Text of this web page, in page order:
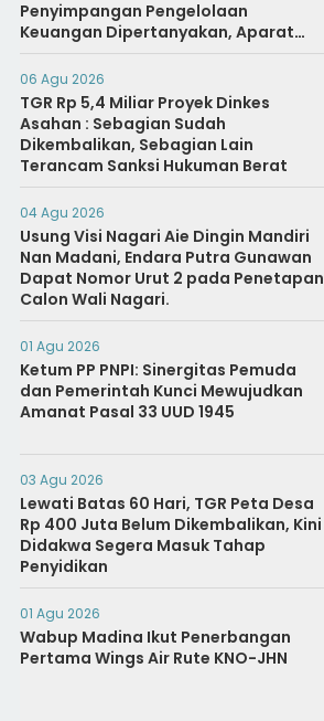
Penyimpangan Pengelolaan
Keuangan Dipertanyakan, Aparat
Diminta Segera Usut
06 Agu 2026
TGR Rp 5,4 Miliar Proyek Dinkes
Asahan : Sebagian Sudah
Dikembalikan, Sebagian Lain
Terancam Sanksi Hukuman Berat
04 Agu 2026
Usung Visi Nagari Aie Dingin Mandiri
Nan Madani, Endara Putra Gunawan
Dapat Nomor Urut 2 pada Penetapan
Calon Wali Nagari.
01 Agu 2026
Ketum PP PNPI: Sinergitas Pemuda
dan Pemerintah Kunci Mewujudkan
Amanat Pasal 33 UUD 1945
03 Agu 2026
Lewati Batas 60 Hari, TGR Peta Desa
Rp 400 Juta Belum Dikembalikan, Kini
Didakwa Segera Masuk Tahap
Penyidikan
01 Agu 2026
Wabup Madina Ikut Penerbangan
Pertama Wings Air Rute KNO-JHN